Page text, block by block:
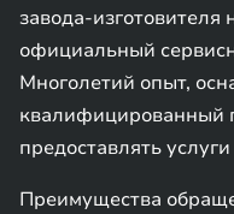
завода-
официальный
Многолетий опыт,
квалифицированный
предоставлять
Преимущества